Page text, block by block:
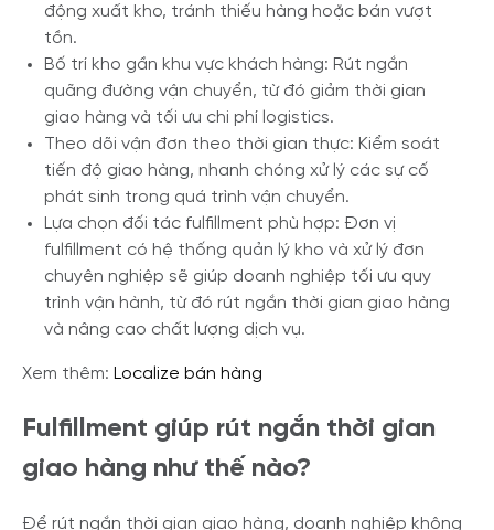
động xuất kho, tránh thiếu hàng hoặc bán vượt
tồn.
Bố trí kho gần khu vực khách hàng: Rút ngắn
quãng đường vận chuyển, từ đó giảm thời gian
giao hàng và tối ưu chi phí logistics.
Theo dõi vận đơn theo thời gian thực: Kiểm soát
tiến độ giao hàng, nhanh chóng xử lý các sự cố
phát sinh trong quá trình vận chuyển.
Lựa chọn đối tác fulfillment phù hợp: Đơn vị
fulfillment có hệ thống quản lý kho và xử lý đơn
chuyên nghiệp sẽ giúp doanh nghiệp tối ưu quy
trình vận hành, từ đó rút ngắn thời gian giao hàng
và nâng cao chất lượng dịch vụ.
Xem thêm: Localize bán hàng
Fulfillment giúp rút ngắn thời gian
giao hàng như thế nào?
Để rút ngắn thời gian giao hàng, doanh nghiệp không